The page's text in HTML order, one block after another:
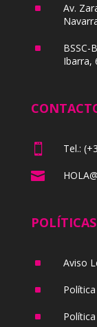
^
Av.
^
BSSC-
Ibarra,
 Tel.:

^ Aviso
^
^